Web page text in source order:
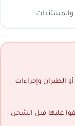
والمستندات.
الطيران وإجراءات
عليها قبل الشحن